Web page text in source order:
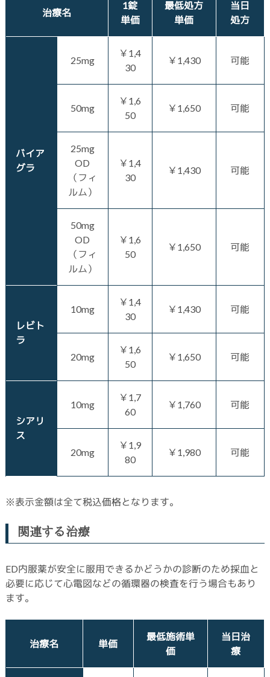
治療名
1錠
単価
最低処方
単価
当日
処方
バイア
グラ
25mg
￥1,4
30
￥1,430 可能
50mg
￥1,6
50
￥1,650 可能
25mg
OD
（フィ
ルム）
￥1,4
30
￥1,430 可能
50mg
OD
（フィ
ルム）
￥1,6
50
￥1,650 可能
レビト
ラ
10mg
￥1,4
30
￥1,430 可能
20mg
￥1,6
50
￥1,650 可能
シアリ
ス
10mg
￥1,7
60
￥1,760 可能
20mg
￥1,9
80
￥1,980 可能
※表示金額は全て税込価格となります。
関連する治療
ED内服薬が安全に服用できるかどうかの診断のため採血と
必要に応じて心電図などの循環器の検査を行う場合もあり
ます。
治療名 単価
最低施術単
価
当日治
療